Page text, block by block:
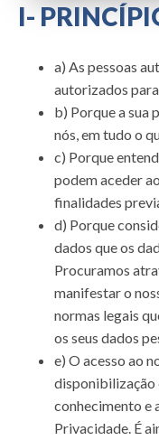
I-
a) As pessoas
autorizados
b) Porque a sua
nós, em tudo o
c) Porque
podem aceder
finalidades
d) Porque
dados que os
Procuramos
manifestar o
normas legais
os seus dados
e) O acesso ao
disponibilização
conhecimento e
Privacidade. É